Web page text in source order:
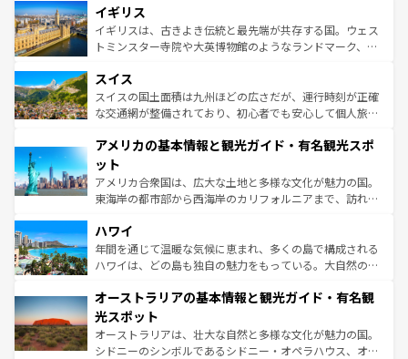
香り高いラベンダー畑など、多彩な楽しみ方が可能だ。さ
らに、パリ以外の地域にも魅力が溢れており、どの街角に
も豊かな歴史と文化が息づいている。パリ以外の個性あふ
を参照してほしい。
顔を持つこの国は、どこを歩いても飽きることがない。ベ
ルリンの文化的活気、バイエルン州のアルプスの絶景、そ
してライン川沿いのワイン畑といった風景は必見。ビール
は、お酒好きな人にはぜひ体験してほしい。 なお、新着の
ドイツ情報はコンテンツ一覧を参照してほしい。
イギリス
イギリスは、古きよき伝統と最先端が共存する国。ウェス
トミンスター寺院や大英博物館のようなランドマーク、歴
リアごとに異なる魅力がある。また、優雅なアフタヌーン
ティー、ビール好きにはたまらない英国パブ、サッカー観
戦など、本場だからこそできる体験も豊富。イギリスを旅
ンツ一覧を参照してほしい。
スイス
スイスの国土面積は九州ほどの広さだが、運行時刻が正確
な交通網が整備されており、初心者でも安心して個人旅行
の建物がそのまま残る町や、スイスならではのユニークな
博物館もあり、アルプス観光だけでなく町歩きも満喫する
ことができる。国民の所得が高いため物価も高いが、旅行
者向けの交通パス提供のサービスもあり、うまく活用すれ
着のスイス情報は
アメリカの基本情報と観光ガイド・有名観光スポ
ット
アメリカ合衆国は、広大な土地と多様な文化が魅力の国。
東海岸の都市部から西海岸のカリフォルニアまで、訪れる
のような巨大都市は、観光、ショッピング、エンターテイ
ンメントが詰まった刺激的なスポットだ。一方、アメリカ
西部には大自然が広がり、グランドキャニオンやイエロー
部のニューオーリンズでは、音楽と美食が融合した独特の
文化が魅力。旅行者はアメリカの各地域で異なる魅力を楽
しみながら、その多様性と豊かな歴史を感じることができ
るだろう。車でのロードトリップや列車の旅も、アメリカ
ハワイ
年間を通じて温暖な気候に恵まれ、多くの島で構成される
ハワイは、どの島も独自の魅力をもっている。大自然の神
ワイ島は見逃せない。また、定番の観光地といえばオアフ
島だが、静かな自然を求めるならマウイ島やカウアイ島が
おすすめ。エメラルドグリーンに輝く海をはじめ、豊かな
文化や歴史が息づいている。「アロハスピリット」と呼ば
オーストラリアの基本情報と観光ガイド・有名観
光スポット
オーストラリアは、壮大な自然と多様な文化が魅力の国。
シドニーのシンボルであるシドニー・オペラハウス、オー